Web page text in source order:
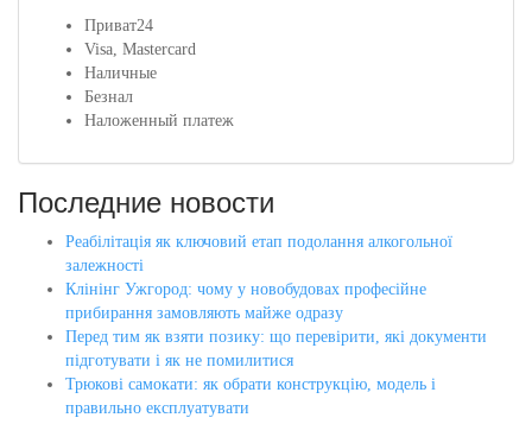
Приват24
Visa, Mastercard
Наличные
Безнал
Наложенный платеж
Последние новости
Реабілітація як ключовий етап подолання алкогольної
залежності
Клінінг Ужгород: чому у новобудовах професійне
прибирання замовляють майже одразу
Перед тим як взяти позику: що перевірити, які документи
підготувати і як не помилитися
Трюкові самокати: як обрати конструкцію, модель і
правильно експлуатувати